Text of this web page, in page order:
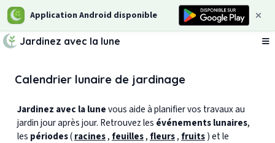
Application Android disponible
Jardinez avec la lune
Calendrier lunaire de jardinage
Jardinez avec la lunevous aide à planifier vos travaux au
jardin jour après jour. Retrouvez les événements lunaires,
les périodes(racines, feuilles, fleurs, fruits) et le